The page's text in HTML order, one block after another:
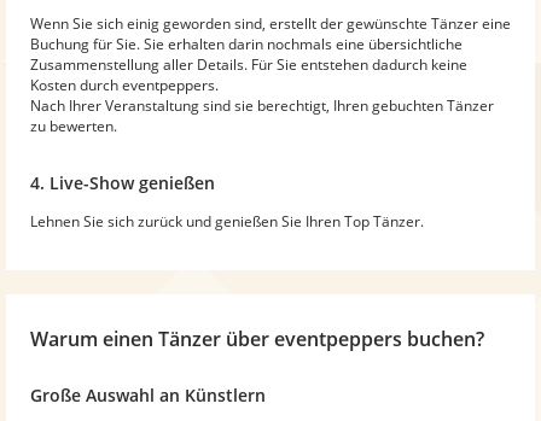
Wenn Sie sich einig geworden sind, erstellt der gewünschte Tänzer eine
Buchung für Sie. Sie erhalten darin nochmals eine übersichtliche
Zusammenstellung aller Details. Für Sie entstehen dadurch keine
Kosten durch eventpeppers.
Nach Ihrer Veranstaltung sind sie berechtigt, Ihren gebuchten Tänzer
zu bewerten.
4. Live-Show genießen
Lehnen Sie sich zurück und genießen Sie Ihren Top Tänzer.
Warum einen Tänzer über eventpeppers buchen?
Große Auswahl an Künstlern